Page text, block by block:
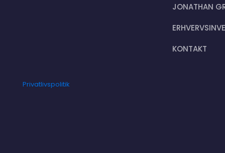
JONATHAN
KONTAKT
Privatlivspolitik